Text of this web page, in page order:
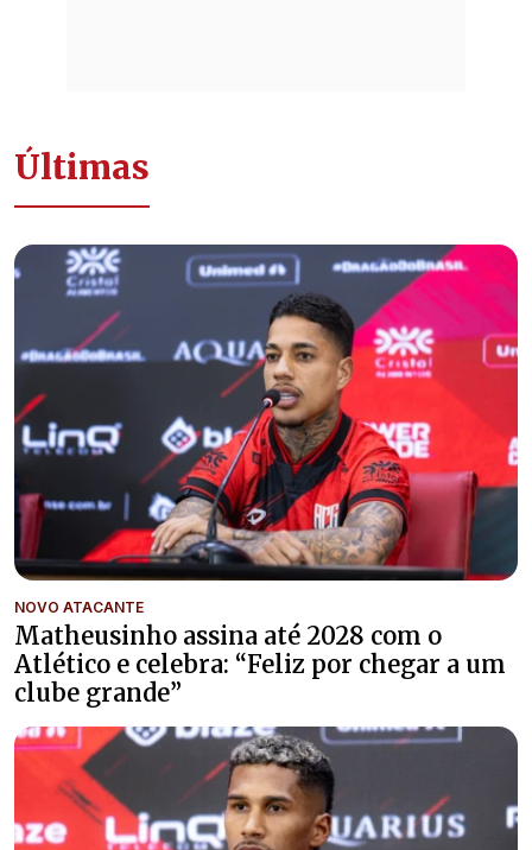
Últimas
NOVO ATACANTE
Matheusinho assina até 2028 com o
Atlético e celebra: “Feliz por chegar a um
clube grande”